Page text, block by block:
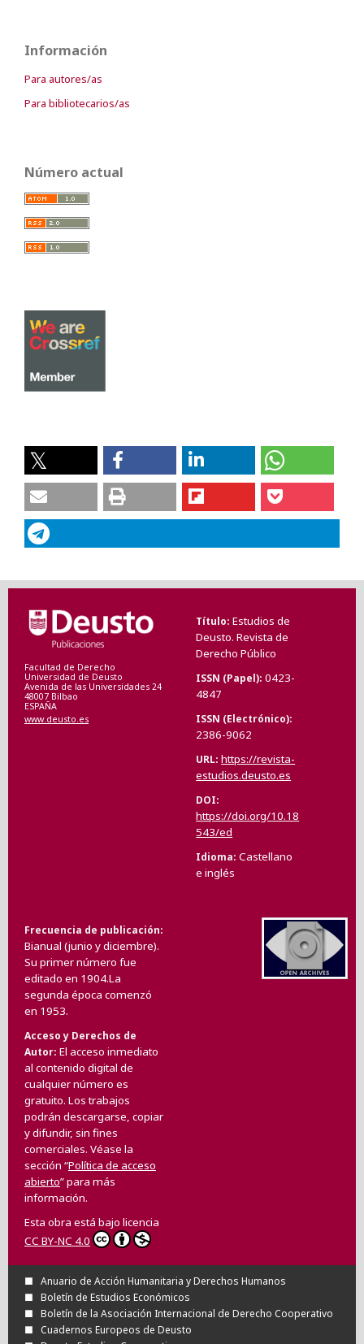
Información
Para autores/as
Para bibliotecarios/as
Número actual
Facultad de Derecho
Universidad de Deusto
Avenida de las Universidades 24
48007 Bilbao
ESPAÑA
www.deusto.es
Título Estudios de
Deusto. Revista de
Derecho Público
ISSN (Papel) 0423-
4847
ISSN (Electrónico)
2386-9062
URL https://revista-
estudios.deusto.es
DOI
https://doi.org/10.18
543/ed
Idioma Castellano
e inglés
Frecuencia de publicación
Bianual (junio y diciembre).
Su primer número fue
editado en 1904.La
segunda época comenzó
en 1953.
Acceso y Derechos de
Autor El acceso inmediato
al contenido digital de
cualquier número es
gratuito. Los trabajos
podrán descargarse, copiar
y difundir, sin fines
comerciales. Véase la
sección “Política de acceso
abierto” para más
información.
Esta obra está bajo licencia
CC BY-NC 4.0
Anuario de Acción Humanitaria y Derechos Humanos
Boletín de Estudios Económicos
Boletín de la Asociación Internacional de Derecho Cooperativo
Cuadernos Europeos de Deusto